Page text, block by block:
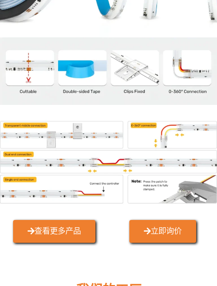
查看更多产品 立即询价